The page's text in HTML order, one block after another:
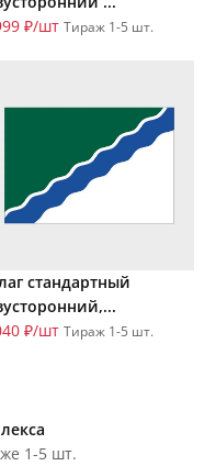
₽/шт Тираж 1-5 шт.
стандартный
₽/шт Тираж 1-5 шт.
1-5 шт.